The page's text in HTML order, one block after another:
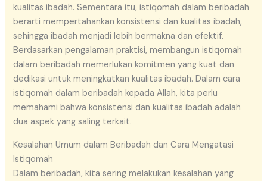
kualitas ibadah. Sementara itu, istiqomah dalam beribadah
berarti mempertahankan konsistensi dan kualitas ibadah,
sehingga ibadah menjadi lebih bermakna dan efektif.
Berdasarkan pengalaman praktisi, membangun istiqomah
dalam beribadah memerlukan komitmen yang kuat dan
dedikasi untuk meningkatkan kualitas ibadah. Dalam cara
istiqomah dalam beribadah kepada Allah, kita perlu
memahami bahwa konsistensi dan kualitas ibadah adalah
dua aspek yang saling terkait.
Kesalahan Umum dalam Beribadah dan Cara Mengatasi
Istiqomah
Dalam beribadah, kita sering melakukan kesalahan yang